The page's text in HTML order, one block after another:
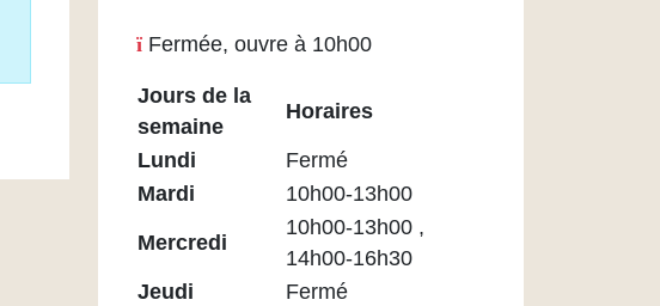
Fermée, ouvre à 10h00
Horaires
Médiathèque
Jours de la
semaine
Horaires
Lundi
Fermé
Mardi
10h00-13h00
Mercredi
10h00-13h00 ,
14h00-16h30
Jeudi
Fermé